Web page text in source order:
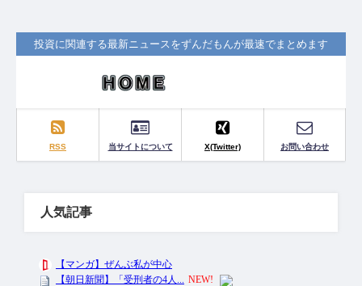
投資に関連する最新ニュースをずんだもんが最速でまとめます
RSS 当サイトについて X(Twitter) お問い合わせ
人気記事